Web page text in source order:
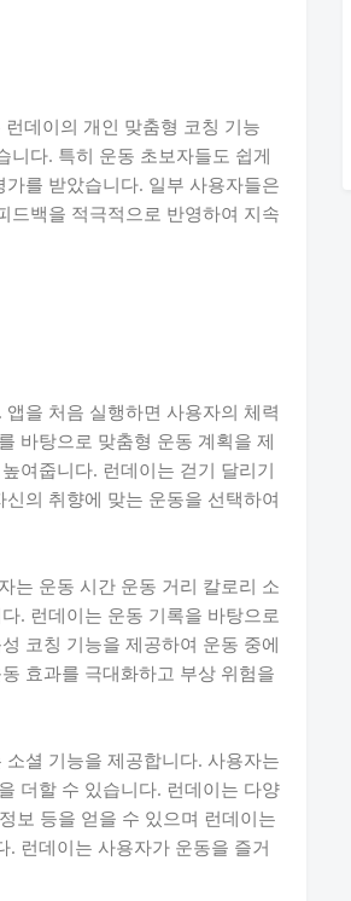
데이의 개인 맞춤형 코칭 기능
니다. 특히 운동 초보자들도 쉽게
를 받았습니다. 일부 사용자들은
드백을 적극적으로 반영하여 지속
을 처음 실행하면 사용자의 체력
바탕으로 맞춤형 운동 계획을 제
여줍니다. 런데이는 걷기 달리기
의 취향에 맞는 운동을 선택하여
는 운동 시간 운동 거리 칼로리 소
. 런데이는 운동 기록을 바탕으로
코칭 기능을 제공하여 운동 중에
효과를 극대화하고 부상 위험을
셜 기능을 제공합니다. 사용자는
더할 수 있습니다. 런데이는 다양
보 등을 얻을 수 있으며 런데이는
런데이는 사용자가 운동을 즐거